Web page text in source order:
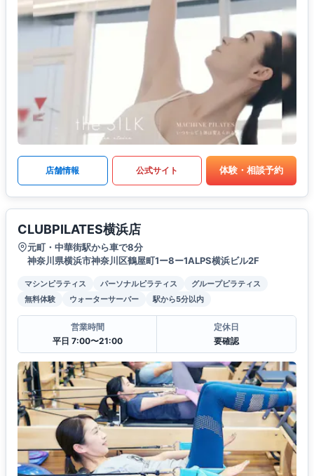
店舗情報 公式サイト 体験・相談予約
CLUBPILATES横浜店
元町・中華街駅から車で8分
神奈川県横浜市神奈川区鶴屋町1ー8ー1ALPS横浜ビル2F
マシンピラティス パーソナルピラティス
グループピラティス
無料体験
ウォーターサーバー 駅から5分以内
営業時間
平日 7:00〜21:00
定休日
要確認